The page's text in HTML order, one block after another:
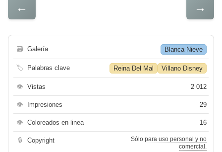
← →
🗃 Galería Blanca Nieve
🏷 Palabras clave Reina Del Mal Villano Disney
👁 Vistas 2 012
👁 Impresiones 29
👁 Coloreados en linea 16
🔒 Copyright
Sólo para uso personal y no
comercial.